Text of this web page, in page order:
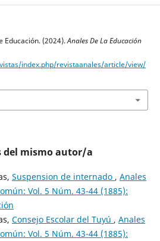
Educación. (2024).Anales De La Educación
index.php/revistaanales/article/view/
del mismo autor/a
Suspension de internado , Anales
Vol. 5 Núm. 43-44 (1885):
Consejo Escolar del Tuyú , Anales
Vol. 5 Núm. 43-44 (1885):